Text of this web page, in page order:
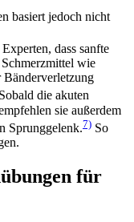
basiert jedoch nicht
dass sanfte
wie
Bänderverletzung
Sobald die akuten
sie außerdem
Sprunggelenk.7) So
für